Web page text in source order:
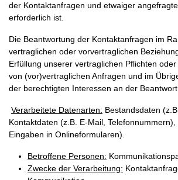
der Kontaktanfragen und etwaiger
erforderlich ist.
Die Beantwortung der Kontaktanfragen im
vertraglichen oder vorvertraglichen
Erfüllung unserer vertraglichen Pflichten
von (vor)vertraglichen Anfragen und im
der berechtigten Interessen an der
Verarbeitete Datenarten: Bestandsdaten
Kontaktdaten (z.B. E-Mail, Telefonnummern),
Eingaben in Onlineformularen).
Betroffene Personen:
Zwecke der Verarbeitung: